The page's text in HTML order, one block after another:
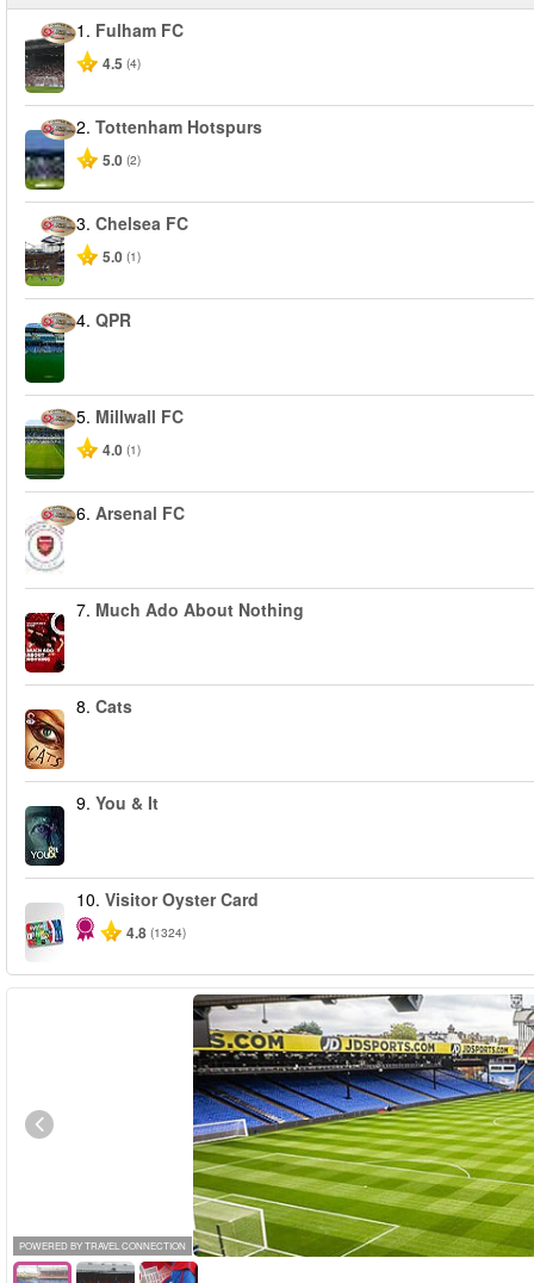
1. Fulham FC
4.5 (4)
2. Tottenham Hotspurs
5.0 (2)
3. Chelsea FC
5.0 (1)
4. QPR
5. Millwall FC
4.0 (1)
6. Arsenal FC
7. Much Ado About Nothing
8. Cats
9. You & It
10. Visitor Oyster Card
4.8 (1324)
POWERED BY TRAVEL CONNECTION